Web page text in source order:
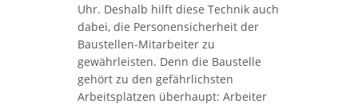
Uhr. Deshalb hilft diese Technik auch
dabei, die Personensicherheit der
Baustellen-Mitarbeiter zu
gewährleisten. Denn die Baustelle
gehört zu den gefährlichsten
Arbeitsplätzen überhaupt: Arbeiter